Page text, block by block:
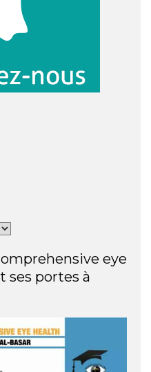
eye
ses portes à